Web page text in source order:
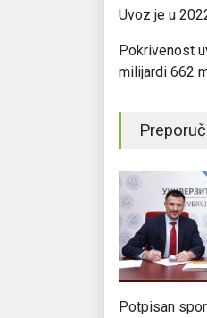
Uvoz je u
Pokrivenost
milijardi 662
Potpisan